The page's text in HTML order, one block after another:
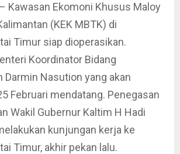
– Kawasan Ekomoni Khusus Maloy
(KEK MBTK) di
Timur siap dioperasikan.
Koordinator Bidang
Darmin Nasution yang akan
Februari mendatang. Penegasan
Wakil Gubernur Kaltim H Hadi
kunjungan kerja ke
Timur, akhir pekan lalu.